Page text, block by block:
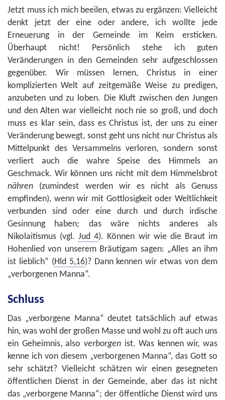
Jetzt muss ich mich beeilen, etwas zu ergänzen: Vielleicht
denkt jetzt der eine oder andere, ich wollte jede
Erneuerung in der Gemeinde im Keim ersticken.
Überhaupt nicht! Persönlich stehe ich guten
Veränderungen in den Gemeinden sehr aufgeschlossen
gegenüber. Wir müssen lernen, Christus in einer
komplizierten Welt auf zeitgemäße Weise zu predigen,
anzubeten und zu loben. Die Kluft zwischen den Jungen
und den Alten war vielleicht noch nie so groß, und doch
muss es klar sein, dass es Christus ist, der uns zu einer
Veränderung bewegt, sonst geht uns nicht nur Christus als
Mittelpunkt des Versammelns verloren, sondern sonst
verliert auch die wahre Speise des Himmels an
Geschmack. Wir können uns nicht mit dem Himmelsbrot
nähren (zumindest werden wir es nicht als Genuss
empfinden), wenn wir mit Gottlosigkeit oder Weltlichkeit
verbunden sind oder eine durch und durch irdische
Gesinnung haben; das wäre nichts anderes als
Nikolaitismus (vgl.Jud 4). Können wir wie die Braut im
Hohenlied von unserem Bräutigam sagen: „Alles an ihm
ist lieblich“ (Hld 5,16)? Dann kennen wir etwas von dem
„verborgenen Manna“.
Schluss
Das „verborgene Manna“ deutet tatsächlich auf etwas
hin, was wohl der großen Masse und wohl zu oft auch uns
ein Geheimnis, also verborgen ist. Was kennen wir, was
kenne ich von diesem „verborgenen Manna“, das Gott so
sehr schätzt? Vielleicht schätzen wir einen gesegneten
öffentlichen Dienst in der Gemeinde, aber das ist nicht
das „verborgene Manna“; der öffentliche Dienst wird uns